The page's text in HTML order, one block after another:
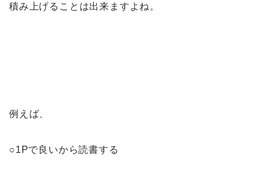
積み上げることは出来ますよね。
例えば、
○1Pで良いから読書する